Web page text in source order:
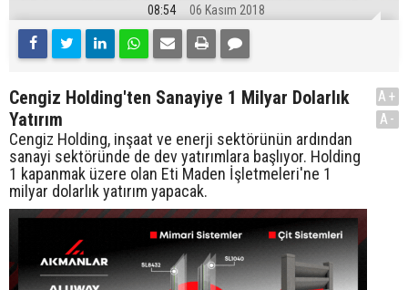
08:54 06 Kasım 2018
Cengiz Holding'ten Sanayiye 1 Milyar Dolarlık
Yatırım
Cengiz Holding, inşaat ve enerji sektörünün ardından
sanayi sektöründe de dev yatırımlara başlıyor. Holding
1 kapanmak üzere olan Eti Maden İşletmeleri'ne 1
milyar dolarlık yatırım yapacak.
A+
A-